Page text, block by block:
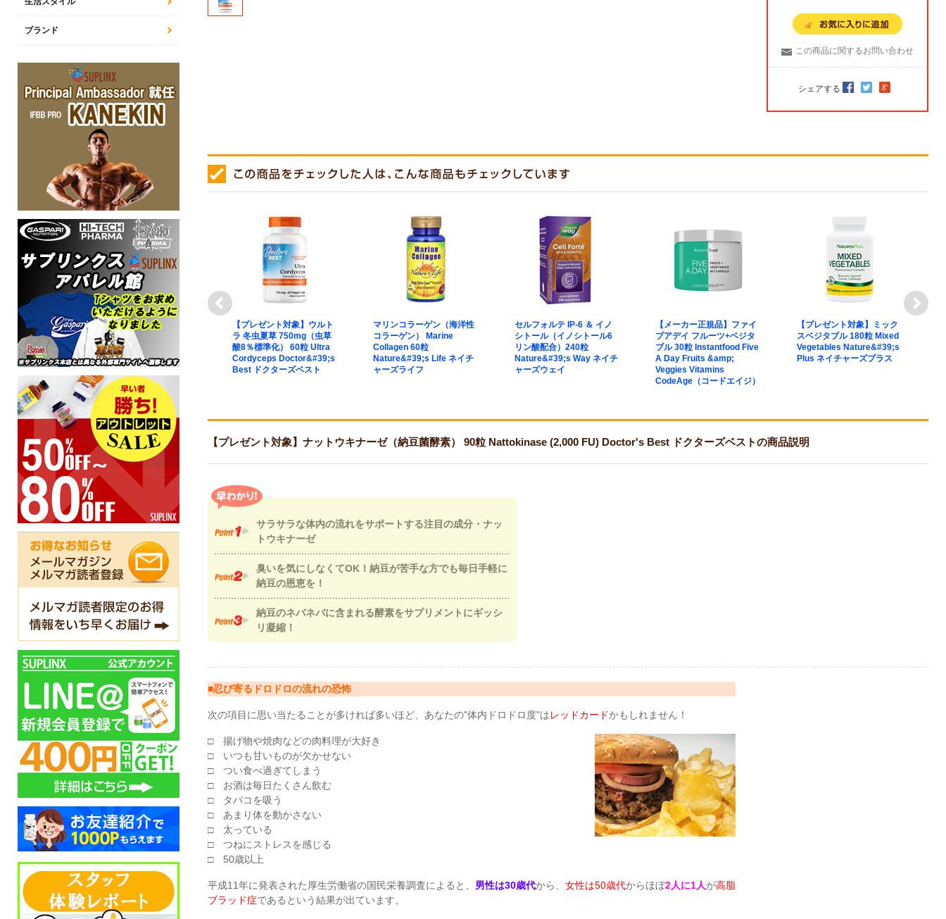
この商品に関するお問い合わせ
シェアする
フラックスシ
亜麻仁油）
Flaxseed
（メイ
）
アセチルLカルニチン
500mg 120粒 Best Acetyl
L Carnitine HCl 120粒
Doctor&#39;s Best ドクタ
ーズベスト
【プレゼント対象】ウルト
ラ 冬虫夏草 750mg（虫草
酸8％標準化） 60粒 Ultra
Cordyceps Doctor&#39;s
Best ドクターズベスト
マリンコラーゲン（海洋性
コラーゲン） Marine
Collagen 60粒
Nature&#39;s Life ネイチ
ャーズライフ
セルフォルテ IP-6 ＆ イノ
シトール（イノシトール6
リン酸配合）240粒
Nature&#39;s Way ネイチ
ャーズウェイ
【メーカー正規品】ファイ
ブアデイ フルーツ+ベジタ
ブル 30粒 Instantfood Five
A Day Fruits &amp;
Veggies Vitamins
CodeAge（コードエイジ）
【プレゼント対象】ミック
スベジタブル 180粒 Mixed
Vegetables Nature&#39;s
Plus ネイチャーズプラス
next
【プレゼント対象】ナットウキナーゼ（納豆菌酵素） 90粒 Nattokinase (2,000 FU) Doctor's Best ドクターズベストの商品説明
サラサラな体内の流れをサポートする注目の成分・ナッ
トウキナーゼ
臭いを気にしなくてOK！納豆が苦手な方でも毎日手軽に
納豆の恩恵を！
納豆のネバネバに含まれる酵素をサプリメントにギッシ
リ凝縮！
■忍び寄るドロドロの流れの恐怖
次の項目に思い当たることが多ければ多いほど、あなたの"体内ドロドロ度"はレッドカードかもしれません！
□ 揚げ物や焼肉などの肉料理が大好き
□ いつも甘いものが欠かせない
□ つい食べ過ぎてしまう
□ お酒は毎日たくさん飲む
□ タバコを吸う
□ あまり体を動かさない
□ 太っている
□ つねにストレスを感じる
□ 50歳以上
平成11年に発表された厚生労働省の国民栄養調査によると、 男性は30歳代から、 女性は50歳代からほぼ2人に1人が高脂
ブラッド症であるという結果が出ています。
ブランド